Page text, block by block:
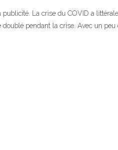
La crise du COVID a
pendant la crise. Avec un